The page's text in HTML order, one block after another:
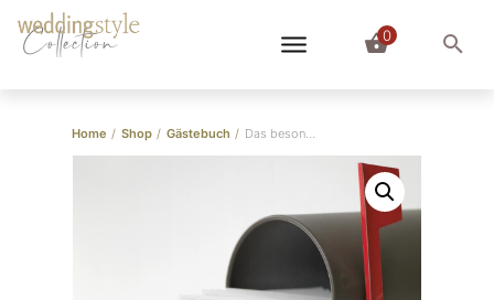
Collection 0
Home / Shop / Gästebuch / Das besondere Gästebuch als Zeitkapsel: Briefe in die Zukunft